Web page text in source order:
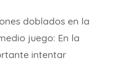
doblados en la
juego: En la
intentar